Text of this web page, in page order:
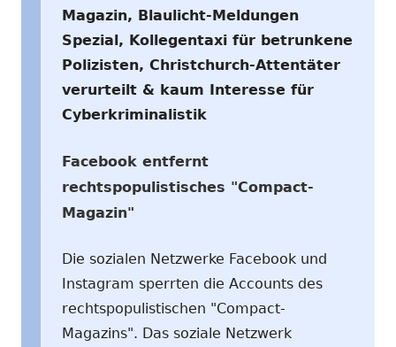
Magazin, Blaulicht-Meldungen
Spezial, Kollegentaxi für betrunkene
Polizisten, Christchurch-Attentäter
verurteilt & kaum Interesse für
Cyberkriminalistik
Facebook entfernt
rechtspopulistisches "Compact-
Magazin"
Die sozialen Netzwerke Facebook und
Instagram sperrten die Accounts des
rechtspopulistischen "Compact-
Magazins". Das soziale Netzwerk